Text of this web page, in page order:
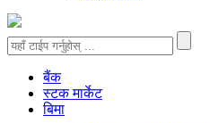
बैंक
स्टक मार्केट
बिमा